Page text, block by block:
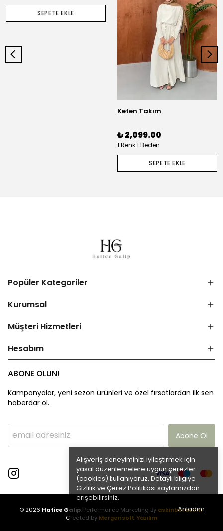
Alışveriş deneyiminizi iyileştirmek için
yasal düzenlemelere uygun çerezler
(cookies) kullanıyoruz. Detaylı bilgiye
Gizlilik ve Çerez Politikası sayfamızdan
erişebilirsiniz.
Anladım
SEPETE EKLE
Keten Takım
₺ 2,099.00
1 Renk 1 Beden
SEPETE EKLE
Popüler Kategoriler
Kurumsal
Müşteri Hizmetleri
Hesabım
ABONE OLUN!
Kampanyalar, yeni sezon ürünleri ve özel fırsatlardan ilk sen
haberdar ol.
Abone Ol
© 2026 Hatice Galip. Performance Marketing By askinboracom|
Created by Mergensoft Yazılım